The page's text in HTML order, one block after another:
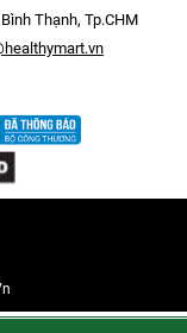
Thạnh, Tp.CHM